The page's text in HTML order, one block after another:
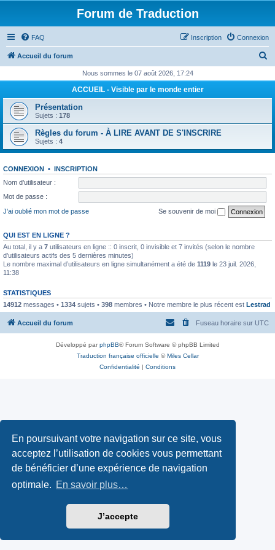
En poursuivant votre navigation sur ce site, vous
acceptez l’utilisation de cookies vous permettant
de bénéficier d’une expérience de navigation
optimale. En savoir plus…
J’accepte
Forum de Traduction
FAQ Connexion
Inscription
Accueil du forum
h
e
Nous sommes le 07 août 2026, 17:24
ACCUEIL - Visible par le monde entier
Présentation
Sujets : 178
Règles du forum - À LIRE AVANT DE S'INSCRIRE
Sujets : 4
CONNEXION • INSCRIPTION
Nom d’utilisateur :
Mot de passe :
J’ai oublié mon mot de passe
Se souvenir de moi
QUI EST EN LIGNE ?
Au total, il y a 7 utilisateurs en ligne :: 0 inscrit, 0 invisible et 7 invités (selon le nombre
d’utilisateurs actifs des 5 dernières minutes)
Le nombre maximal d’utilisateurs en ligne simultanément a été de 1119 le 23 juil. 2026,
11:38
STATISTIQUES
14912 messages • 1334 sujets • 398 membres • Notre membre le plus récent est Lestrad
Accueil du forum Fuseau horaire sur UTC
Développé parphpBB® Forum Software © phpBB Limited
Traduction française officielle ©Miles Cellar
Confidentialité | Conditions